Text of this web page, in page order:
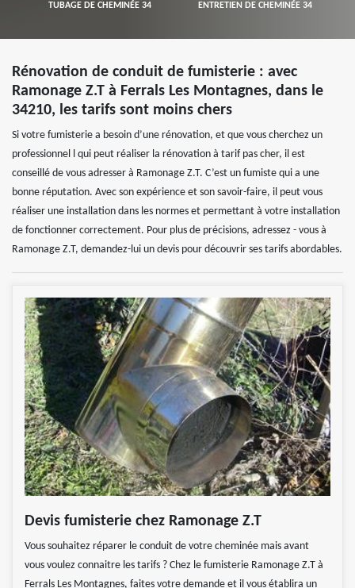
TUBAGE DE CHEMINÉE 34 ENTRETIEN DE CHEMINÉE 34
Rénovation de conduit de fumisterie : avec
Ramonage Z.T à Ferrals Les Montagnes, dans le
34210, les tarifs sont moins chers
Si votre fumisterie a besoin d’une rénovation, et que vous cherchez un
professionnel l qui peut réaliser la rénovation à tarif pas cher, il est
conseillé de vous adresser à Ramonage Z.T. C’est un fumiste qui a une
bonne réputation. Avec son expérience et son savoir-faire, il peut vous
réaliser une installation dans les normes et permettant à votre installation
de fonctionner correctement. Pour plus de précisions, adressez - vous à
Ramonage Z.T, demandez-lui un devis pour découvrir ses tarifs abordables.
Devis fumisterie chez Ramonage Z.T
Vous souhaitez réparer le conduit de votre cheminée mais avant
vous voulez connaitre les tarifs ? Chez le fumisterie Ramonage Z.T à
Ferrals Les Montagnes, faites votre demande et il vous établira un